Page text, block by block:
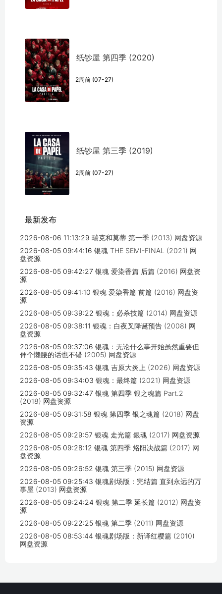
纸钞屋 第四季 (2020)
2周前 (07-27)
纸钞屋 第三季 (2019)
2周前 (07-27)
最新发布
2026-08-06 11:13:29 瑞克和莫蒂 第一季 (2013) 网盘资源
2026-08-05 09:44:16 银魂 THE SEMI-FINAL (2021) 网
盘资源
2026-08-05 09:42:27 银魂 爱染香篇 后篇 (2016) 网盘资
源
2026-08-05 09:41:10 银魂 爱染香篇 前篇 (2016) 网盘资
源
2026-08-05 09:39:22 银魂：必杀技篇 (2014) 网盘资源
2026-08-05 09:38:11 银魂：白夜叉降诞预告 (2008) 网
盘资源
2026-08-05 09:37:06 银魂：无论什么事开始虽然重要但
伸个懒腰的话也不错 (2005) 网盘资源
2026-08-05 09:35:43 银魂 吉原大炎上 (2026) 网盘资源
2026-08-05 09:34:03 银魂：最终篇 (2021) 网盘资源
2026-08-05 09:32:47 银魂 第四季 银之魂篇 Part.2
(2018) 网盘资源
2026-08-05 09:31:58 银魂 第四季 银之魂篇 (2018) 网盘
资源
2026-08-05 09:29:57 银魂 走光篇 銀魂 (2017) 网盘资源
2026-08-05 09:28:12 银魂 第四季 烙阳决战篇 (2017) 网
盘资源
2026-08-05 09:26:52 银魂 第三季 (2015) 网盘资源
2026-08-05 09:25:43 银魂剧场版：完结篇 直到永远的万
事屋 (2013) 网盘资源
2026-08-05 09:24:24 银魂 第二季 延长篇 (2012) 网盘资
源
2026-08-05 09:22:25 银魂 第二季 (2011) 网盘资源
2026-08-05 08:53:44 银魂剧场版：新译红樱篇 (2010)
网盘资源